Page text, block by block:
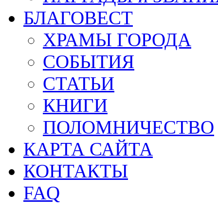
БЛАГОВЕСТ
ХРАМЫ ГОРОДА
СОБЫТИЯ
СТАТЬИ
КНИГИ
ПОЛОМНИЧЕСТВО
КАРТА САЙТА
КОНТАКТЫ
FAQ